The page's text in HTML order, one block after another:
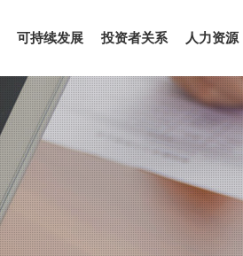
可持续发展 投资者关系 人力资源